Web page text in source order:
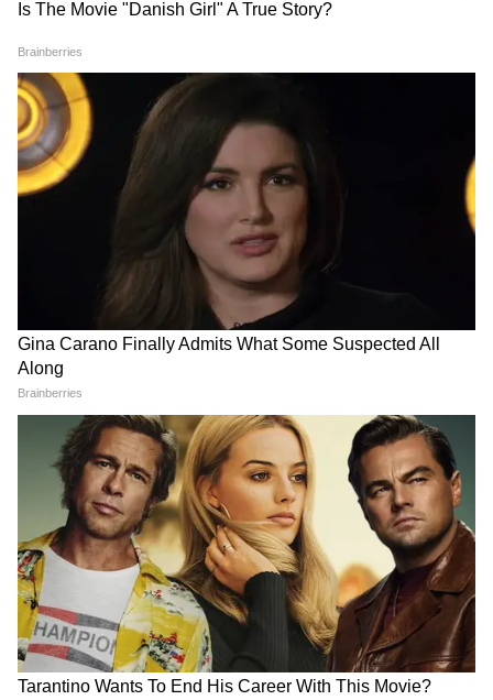
IIT Delhi में PM Modi के कार्यक्रम पर भड़क
गए Owaisi, 'सिर झुकाने' पर उठाए सवाल